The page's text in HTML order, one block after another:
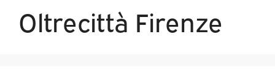
Oltrecittà Firenze